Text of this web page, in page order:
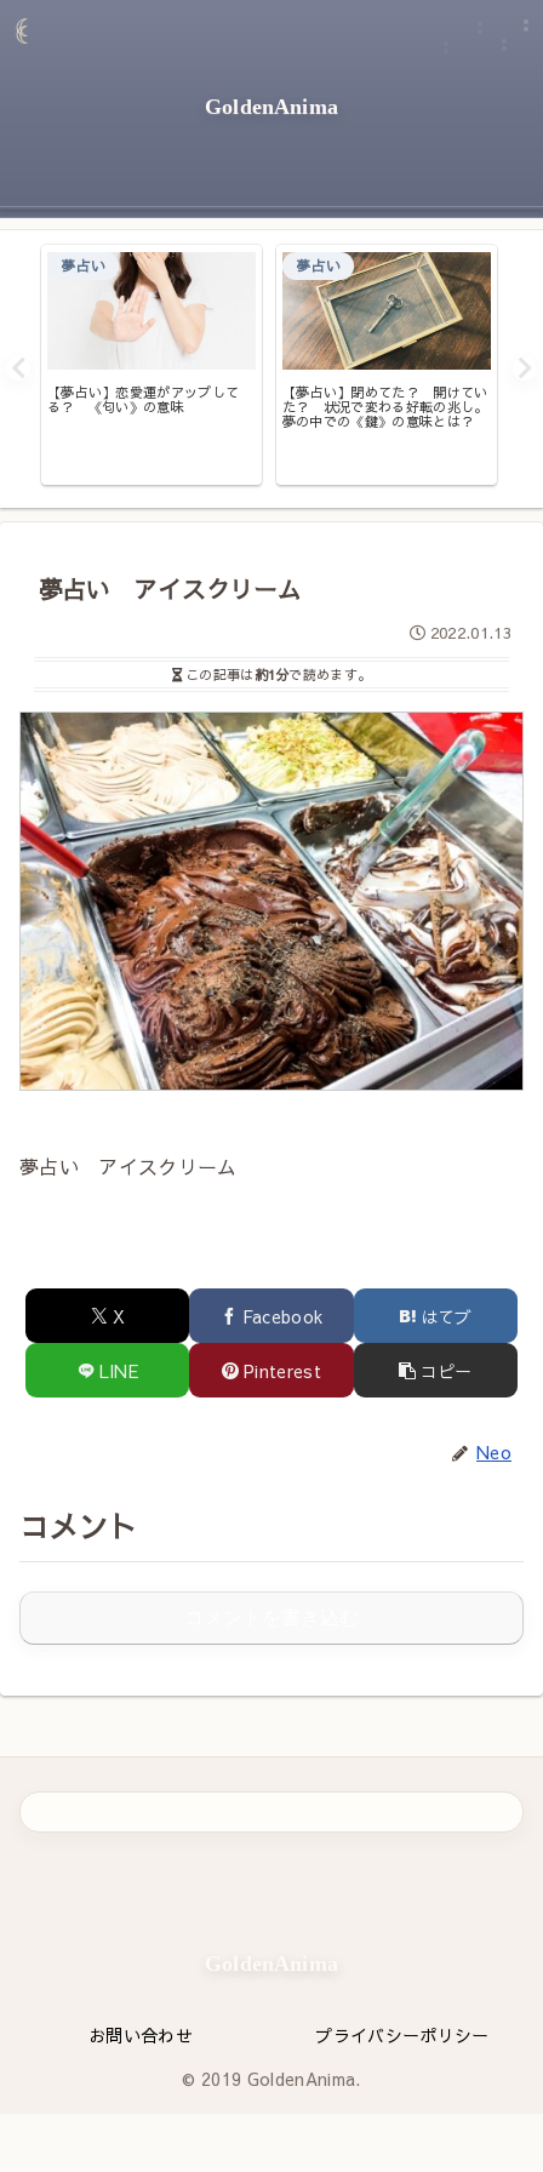
GoldenAnima
夢占い
【夢占い】恋愛運がアップして
る？ 《匂い》の意味
夢占い
【夢占い】閉めてた？ 開けてい
た？ 状況で変わる好転の兆し。
夢の中での《鍵》の意味とは？
夢占い アイスクリーム
2022.01.13
この記事は約1分で読めます。
夢占い アイスクリーム
X Facebook はてブ
LINE Pinterest コピー
Neo
コメント
お問い合わせ
プライバシーポリシー
© 2019 GoldenAnima.